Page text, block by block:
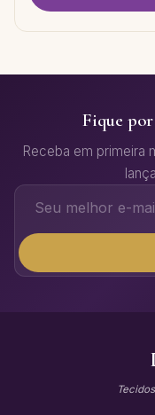
Fique
Receba em primeira